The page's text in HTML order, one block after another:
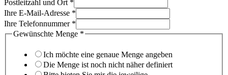
Postleitzahl und Ort *
Ihre E-Mail-Adresse *
Ihre Telefonnummer *
Gewünschte Menge *
Ich möchte eine genaue Menge angeben
Die Menge ist noch nicht näher definiert